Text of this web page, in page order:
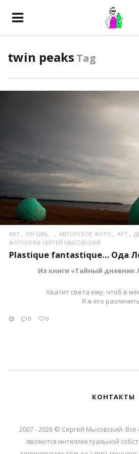
twin peaks Tag
ПОСМОТРЕТЬ
ART OH GIRL... АВТОРСКОЕ ФОТО АРТ
ФОТОГРАФ СЕРГЕЙ МЫСОВСКИЙ
Plastique fantastique… Ода
Из книги «Тайный дневник
Хватит света ему, чтоб в
Я ж его
0 0
КОНТАКТЫ
2007 - 2026 © Сергей Мысовский.
являются интеллектуальной